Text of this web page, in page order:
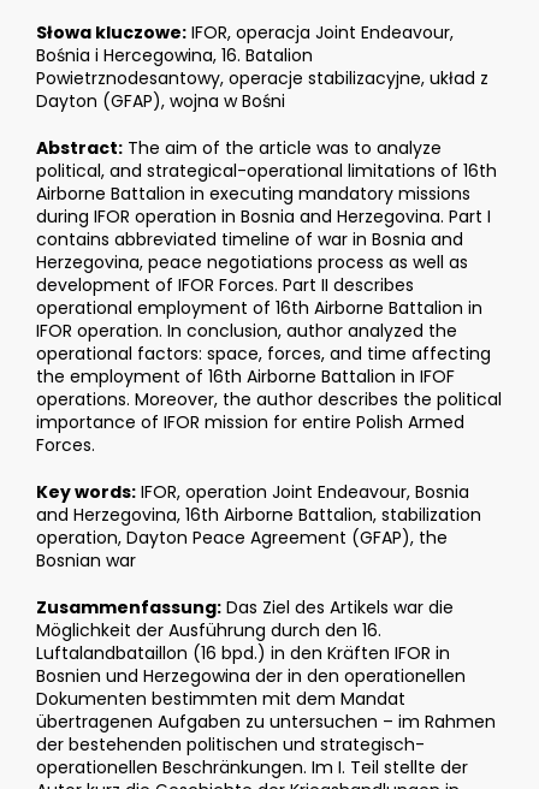
Słowa kluczowe: IFOR, operacja Joint Endeavour,
Bośnia i Hercegowina, 16. Batalion
Powietrznodesantowy, operacje stabilizacyjne, układ z
Dayton (GFAP), wojna w Bośni
Abstract: The aim of the article was to analyze
political, and strategical-operational limitations of 16th
Airborne Battalion in executing mandatory missions
during IFOR operation in Bosnia and Herzegovina. Part I
contains abbreviated timeline of war in Bosnia and
Herzegovina, peace negotiations process as well as
development of IFOR Forces. Part II describes
operational employment of 16th Airborne Battalion in
IFOR operation. In conclusion, author analyzed the
operational factors: space, forces, and time affecting
the employment of 16th Airborne Battalion in IFOF
operations. Moreover, the author describes the political
importance of IFOR mission for entire Polish Armed
Forces.
Key words: IFOR, operation Joint Endeavour, Bosnia
and Herzegovina, 16th Airborne Battalion, stabilization
operation, Dayton Peace Agreement (GFAP), the
Bosnian war
Zusammenfassung: Das Ziel des Artikels war die
Möglichkeit der Ausführung durch den 16.
Luftalandbataillon (16 bpd.) in den Kräften IFOR in
Bosnien und Herzegowina der in den operationellen
Dokumenten bestimmten mit dem Mandat
übertragenen Aufgaben zu untersuchen – im Rahmen
der bestehenden politischen und strategisch-
operationellen Beschränkungen. Im I. Teil stellte der